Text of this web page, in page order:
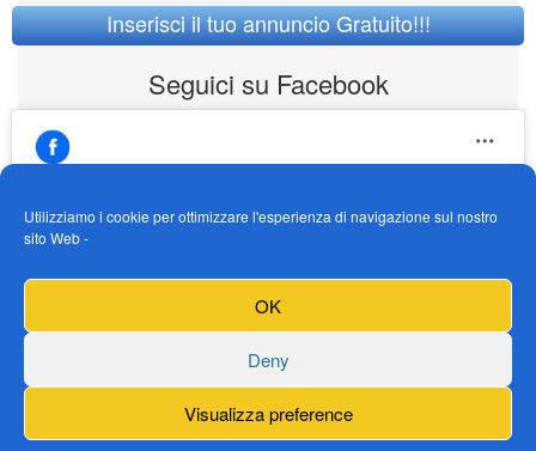
Utilizziamo i cookie per ottimizzare l'esperienza di navigazione sul nostro
sito Web -
OK
Deny
Visualizza preference
Inserisci il tuo annuncio Gratuito!!!
Seguici su Facebook
https://www.facebook.com/Vendogokartit/
Fai clic per accettare i cookie marketing e
abilitare questo contenuto